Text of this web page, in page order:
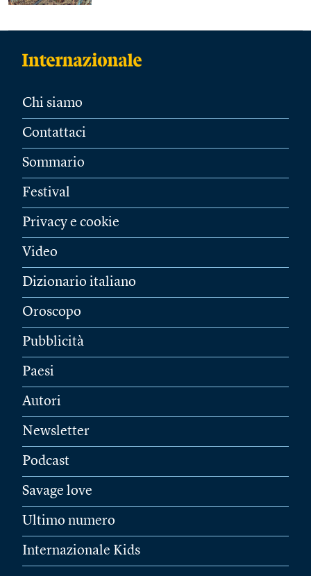
Chi siamo
Contattaci
Sommario
Festival
Privacy e cookie
Video
Dizionario italiano
Oroscopo
Pubblicità
Paesi
Autori
Newsletter
Podcast
Savage love
Ultimo numero
Internazionale Kids